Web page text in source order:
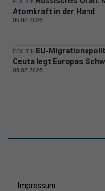
POLITIK
Atomkraft in der Hand
05.08.2026
POLITIK EU-
Ceuta legt Europas
05.08.2026
Impressum